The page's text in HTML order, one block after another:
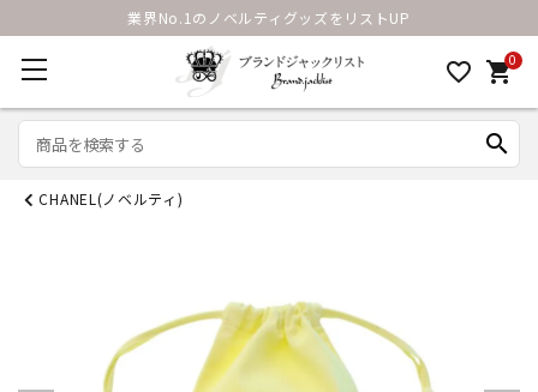
業界No.1のノベルティグッズをリストUP
favorite_border 0
shopping_cart
search
CHANEL(ノベルティ)